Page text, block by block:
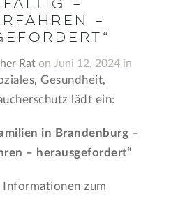
–
–
Rat on Juni 12, 2024 in
Gesundheit,
lädt ein:
in Brandenburg –
– herausgefordert“
Informationen zum